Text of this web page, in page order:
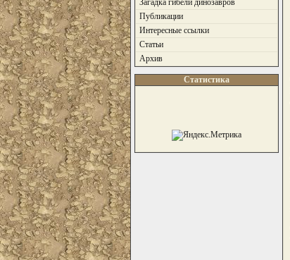
Загадка гибели динозавров
Публикации
Интересные ссылки
Статьи
Архив
Статистика